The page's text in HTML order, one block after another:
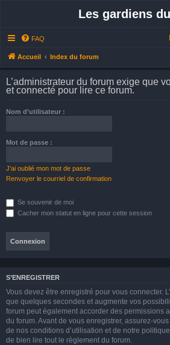
Les gardiens
FAQ
Accueil Index du forum
L’administrateur du forum exige que
et connecté pour lire ce forum.
Nom d’utilisateur :
Mot de passe :
J’ai oublié mon mot de passe
Renvoyer le courriel de confirmation
Se souvenir de moi
Cacher mon statut en ligne pour cette session
S’ENREGISTRER
Vous devez être enregistré pour vous connecter.
que quelques secondes et augmente vos
forum peut également accorder des permissions
du forum. Avant de vous enregistrer, assurez-
de nos conditions d’utilisation et de notre
de bien lire tout le règlement du forum.